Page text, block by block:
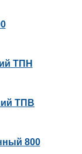
ТПН
ТПВ
800